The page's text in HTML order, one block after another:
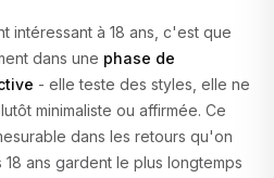
intéressant à 18 ans, c'est que
dans une phase de
- elle teste des styles, elle ne
minimaliste ou affirmée. Ce
dans les retours qu'on
ans gardent le plus longtemps